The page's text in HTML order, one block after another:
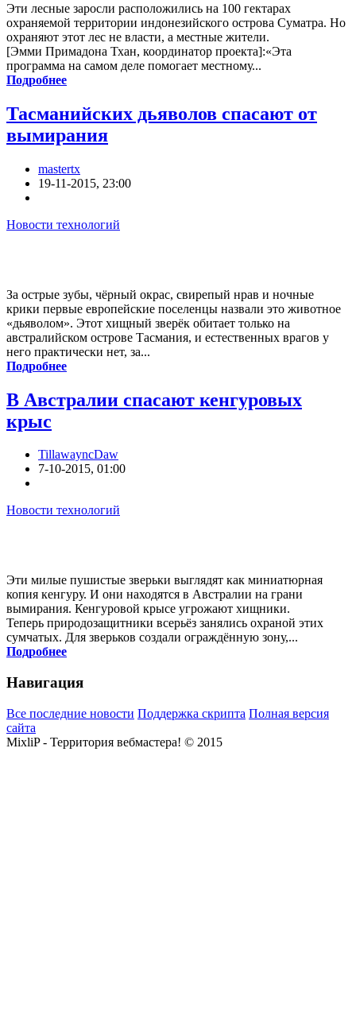
Эти лесные заросли расположились на 100 гектарах
охраняемой территории индонезийского острова Суматра. Но
охраняют этот лес не власти, а местные жители.
[Эмми Примадона Тхан, координатор проекта]:«Эта
программа на самом деле помогает местному...
Подробнее
Тасманийских дьяволов спасают от
вымирания
mastertx
19-11-2015, 23:00
Новости технологий
За острые зубы, чёрный окрас, свирепый нрав и ночные
крики первые европейские поселенцы назвали это животное
«дьяволом». Этот хищный зверёк обитает только на
австралийском острове Тасмания, и естественных врагов у
него практически нет, за...
Подробнее
В Австралии спасают кенгуровых
крыс
TillawayncDaw
7-10-2015, 01:00
Новости технологий
Эти милые пушистые зверьки выглядят как миниатюрная
копия кенгуру. И они находятся в Австралии на грани
вымирания. Кенгуровой крысе угрожают хищники.
Теперь природозащитники всерьёз занялись охраной этих
сумчатых. Для зверьков создали ограждённую зону,...
Подробнее
Навигация
Все последние новости Поддержка скрипта Полная версия
сайта
MixliP - Территория вебмастера! © 2015